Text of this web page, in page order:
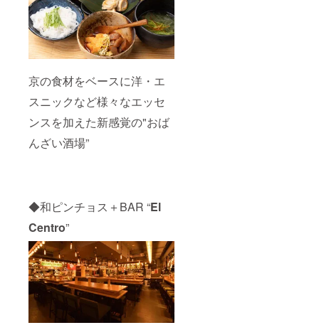
京の食材をベースに洋・エ
スニックなど様々なエッセ
ンスを加えた新感覚の"おば
んざい酒場”
◆和ピンチョス＋BAR “El
Centro”